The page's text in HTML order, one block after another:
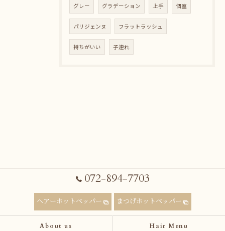
グレー グラデーション 上手 個室
パリジェンヌ フラットラッシュ
持ちがいい 子連れ
072-894-7703
ヘアーホットペッパー まつげホットペッパー
About us Hair Menu